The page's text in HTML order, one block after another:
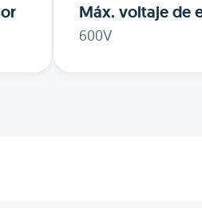
Máx. voltaje de
600V